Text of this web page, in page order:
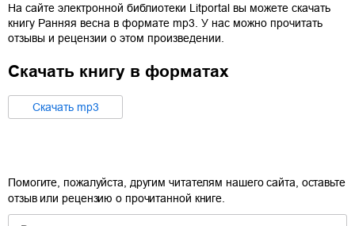
На сайте электронной библиотеки Litportal вы можете скачать
книгу Ранняя весна в формате mp3 . У нас можно прочитать
отзывы и рецензии о этом произведении.
Скачать книгу в форматах
Cкачать mp3
Помогите, пожалуйста, другим читателям нашего сайта, оставьте
отзыв или рецензию о прочитанной книге.